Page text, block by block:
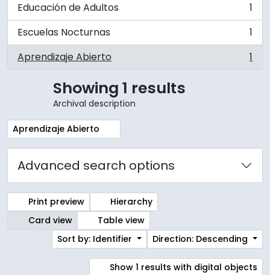
Educación de Adultos
, 1 results
1
Escuelas Nocturnas
, 1 results
1
Aprendizaje Abierto
, 1 results 1
Showing 1 results
Archival description
Remove filter:
Aprendizaje Abierto
Advanced search options
Print preview
Hierarchy
Card view
Table view
Sort by: Identifier
Direction: Descending
Show 1 results with digital objects